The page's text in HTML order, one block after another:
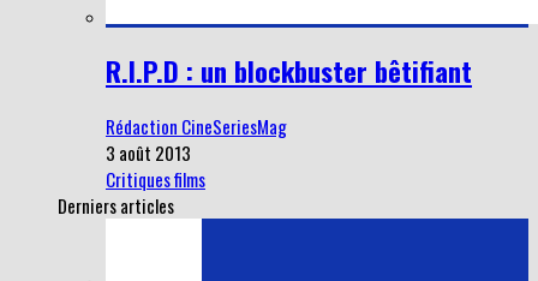
R.I.P.D : un blockbuster bêtifiant
Rédaction CineSeriesMag
3 août 2013
Critiques films
Derniers articles